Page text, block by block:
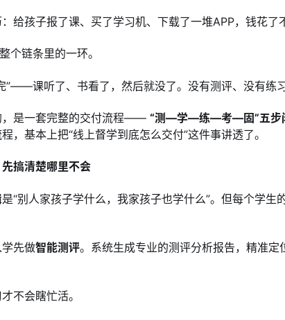
给孩子报了课、买了学习机、下载了一堆APP，钱花了
个链条里的一环。
”——课听了、书看了，然后就没了。没有测评、没有练
，是一套完整的交付流程—— “测—学—练—考—固”五步
，基本上把“线上督学到底怎么交付”这件事讲透了。
搞清楚哪里不会
“别人家孩子学什么，我家孩子也学什么”。但每个学
先做智能测评。系统生成专业的测评分析报告，精准定
不会瞎忙活。